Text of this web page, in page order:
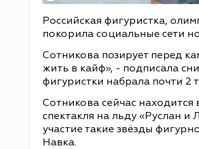
Российская фигуристка,
покорила социальные сети
Сотникова позирует перед
жить в кайф», - подписала
фигуристки набрала почти 2
Сотникова сейчас находится
спектакля на льду «Руслан
участие такие звёзды
Навка.